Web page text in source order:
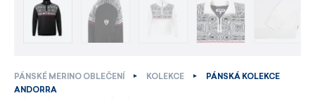
PÁNSKÉ MERINO OBLEČENÍ KOLEKCE
PÁNSKÁ KOLEKCE
ANDORRA